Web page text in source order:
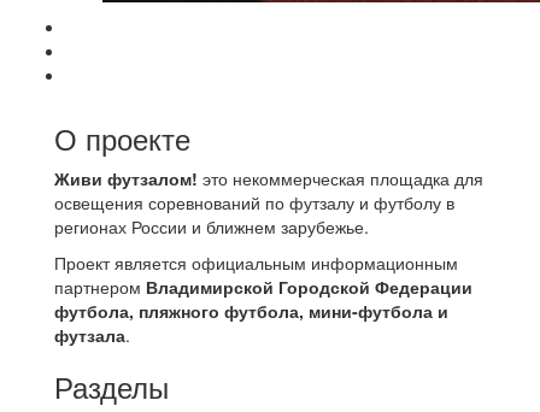
О проекте
Живи футзалом! это некоммерческая площадка для
освещения соревнований по футзалу и футболу в
регионах России и ближнем зарубежье.
Проект является официальным информационным
партнером Владимирской Городской Федерации
футбола, пляжного футбола, мини-футбола и
футзала.
Разделы